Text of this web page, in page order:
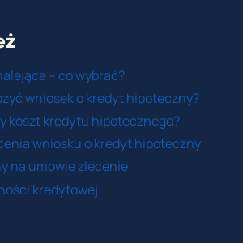
– co wybrać?
wniosek o kredyt hipoteczny?
koszt kredytu hipotecznego?
wniosku o kredyt hipoteczny
na umowie zlecenie
kredytowej